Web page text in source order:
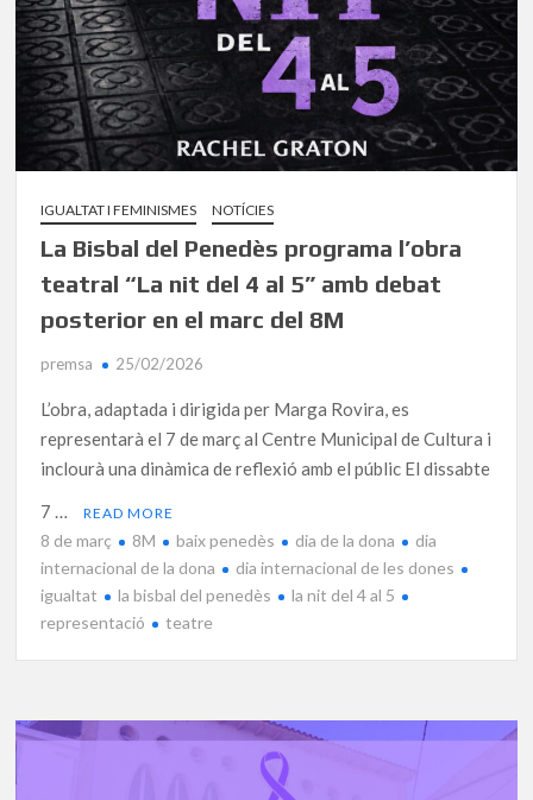
IGUALTAT I FEMINISMES NOTÍCIES
La Bisbal del Penedès programa l’obra
teatral “La nit del 4 al 5” amb debat
posterior en el marc del 8M
premsa 25/02/2026
L’obra, adaptada i dirigida per Marga Rovira, es
representarà el 7 de març al Centre Municipal de Cultura i
inclourà una dinàmica de reflexió amb el públic El dissabte
7 …
READ MORE
8 de març 8M baix penedès dia de la dona
dia
internacional de la dona
dia internacional de les dones
igualtat
la bisbal del penedès
la nit del 4 al 5
representació
teatre